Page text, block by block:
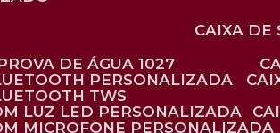
CAIXA
DE ÁGUA 1027
PERSONALIZADA
TWS
LUZ LED PERSONALIZADA
MICROFONE PERSONALIZADA